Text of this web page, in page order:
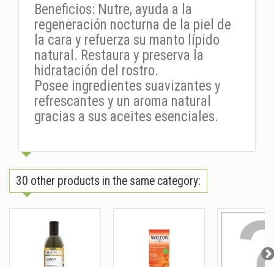
Beneficios: Nutre, ayuda a la
regeneración nocturna de la piel de
la cara y refuerza su manto lípido
natural. Restaura y preserva la
hidratación del rostro.
Posee ingredientes suavizantes y
refrescantes y un aroma natural
gracias a sus aceites esenciales.
30 other products in the same category: